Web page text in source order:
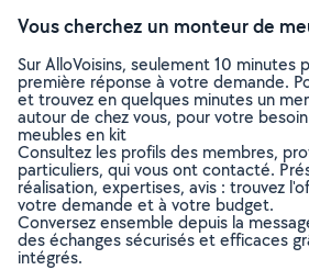
Vous cherchez un monteur de
Sur AlloVoisins, seulement 10 minutes
première réponse à votre demande.
et trouvez en quelques minutes un
autour de chez vous, pour votre
meubles en kit
Consultez les profils des membres,
particuliers, qui vous ont contacté.
réalisation, expertises, avis : trouvez
votre demande et à votre budget.
Conversez ensemble depuis la
des échanges sécurisés et efficaces
intégrés.